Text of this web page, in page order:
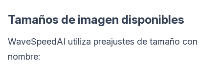
Tamaños de imagen disponibles
WaveSpeedAI utiliza preajustes de tamaño con
nombre: